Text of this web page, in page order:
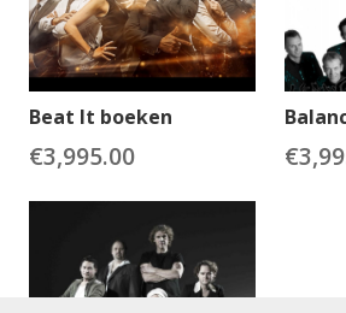
Beat It boeken
€3,995.00 €